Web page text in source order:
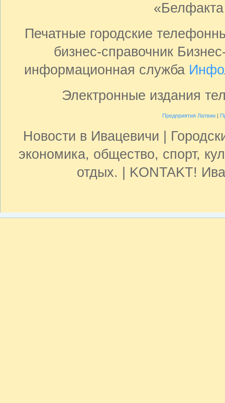
Печатные городские
бизнес-справочник
информационная служба
Электронные издания
Предприятия Латвии|
Новости в Ивацевичи |
экономика, общество, спорт,
отдых. | KONTAKT!